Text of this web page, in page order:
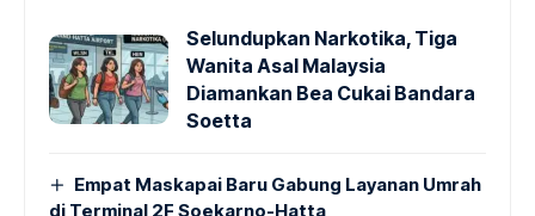
Selundupkan Narkotika, Tiga
Wanita Asal Malaysia
Diamankan Bea Cukai Bandara
Soetta
Empat Maskapai Baru Gabung Layanan Umrah
di Terminal 2F Soekarno-Hatta